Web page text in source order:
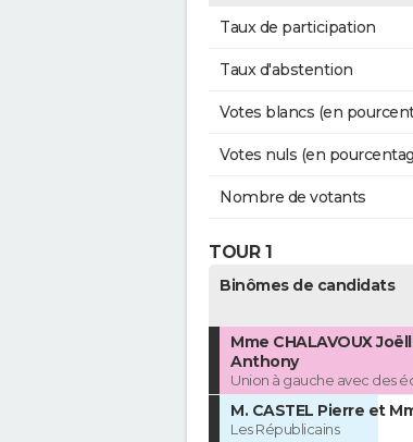
Taux de participation
Taux d'abstention
Votes blancs (en
Votes nuls (en
Nombre de votants
TOUR 1
Binômes de candidats
Mme CHALAVOUX
Anthony
Union à gauche avec des
M. CASTEL Pierre et
Les Républicains